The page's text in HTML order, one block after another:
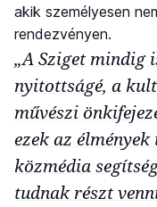
akik személyesen
rendezvényen.
„A Sziget mindig
nyitottságé, a
művészi
ezek az
közmédia
tudnak részt